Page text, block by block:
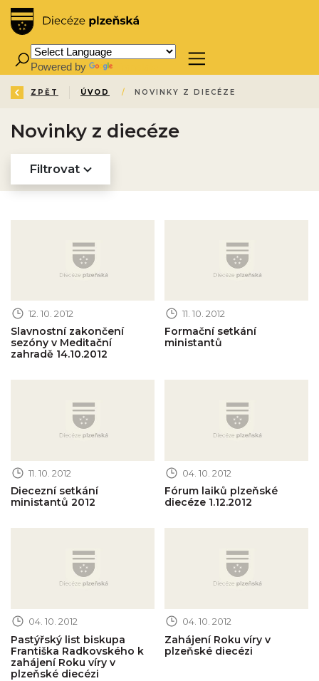
Powered by
ZPĚT ÚVOD / NOVINKY Z DIECÉZE
Novinky z diecéze
Filtrovat
12. 10. 2012
Slavnostní zakončení
sezóny v Meditační
zahradě 14.10.2012
11. 10. 2012
Formační setkání
ministantů
11. 10. 2012
Diecezní setkání
ministantů 2012
04. 10. 2012
Fórum laiků plzeňské
diecéze 1.12.2012
04. 10. 2012
Pastýřský list biskupa
Františka Radkovského k
zahájení Roku víry v
plzeňské diecézi
04. 10. 2012
Zahájení Roku víry v
plzeňské diecézi